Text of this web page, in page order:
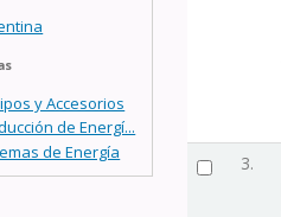
y Accesorios
de Energí...
de Energía
3.